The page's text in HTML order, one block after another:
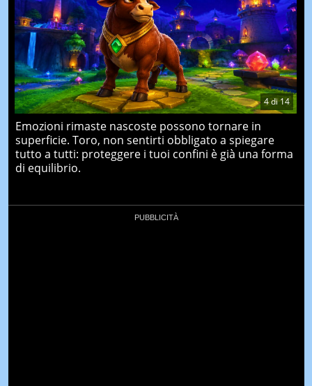
4di14
Emozioni rimaste nascoste possono tornare in
superficie. Toro, non sentirti obbligato a spiegare
tutto a tutti: proteggere i tuoi confini è già una forma
di equilibrio.